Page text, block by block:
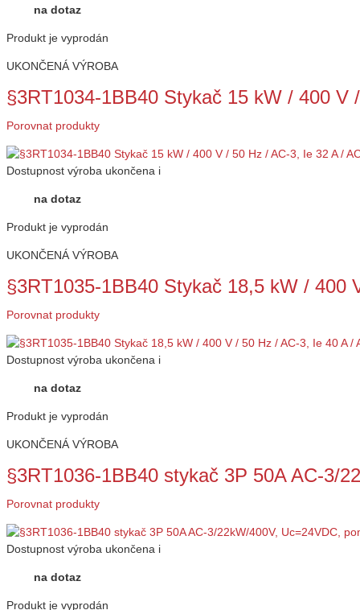
na dotaz
Produkt je vyprodán
UKONČENÁ VÝROBA
§3RT1034-1BB40 Stykač 15 kW / 400
Porovnat produkty
Dostupnost výroba ukončena i
na dotaz
Produkt je vyprodán
UKONČENÁ VÝROBA
§3RT1035-1BB40 Stykač 18,5 kW /
Porovnat produkty
Dostupnost výroba ukončena i
na dotaz
Produkt je vyprodán
UKONČENÁ VÝROBA
§3RT1036-1BB40 stykač 3P 50A AC-3/
Porovnat produkty
Dostupnost výroba ukončena i
na dotaz
Produkt je vyprodán